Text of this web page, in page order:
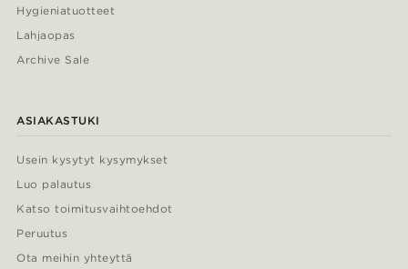
Hygieniatuotteet
Lahjaopas
Archive Sale
ASIAKASTUKI
Usein kysytyt kysymykset
Luo palautus
Katso toimitusvaihtoehdot
Peruutus
Ota meihin yhteyttä